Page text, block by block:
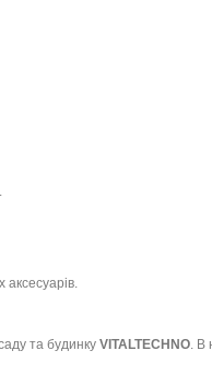
аксесуарів.
та будинку VITALTECHNO. В